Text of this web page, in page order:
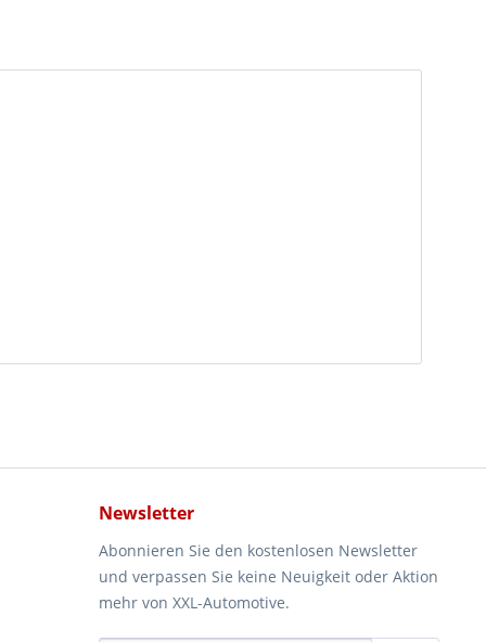
Newsletter
Abonnieren Sie den kostenlosen Newsletter
und verpassen Sie keine Neuigkeit oder Aktion
mehr von XXL-Automotive.